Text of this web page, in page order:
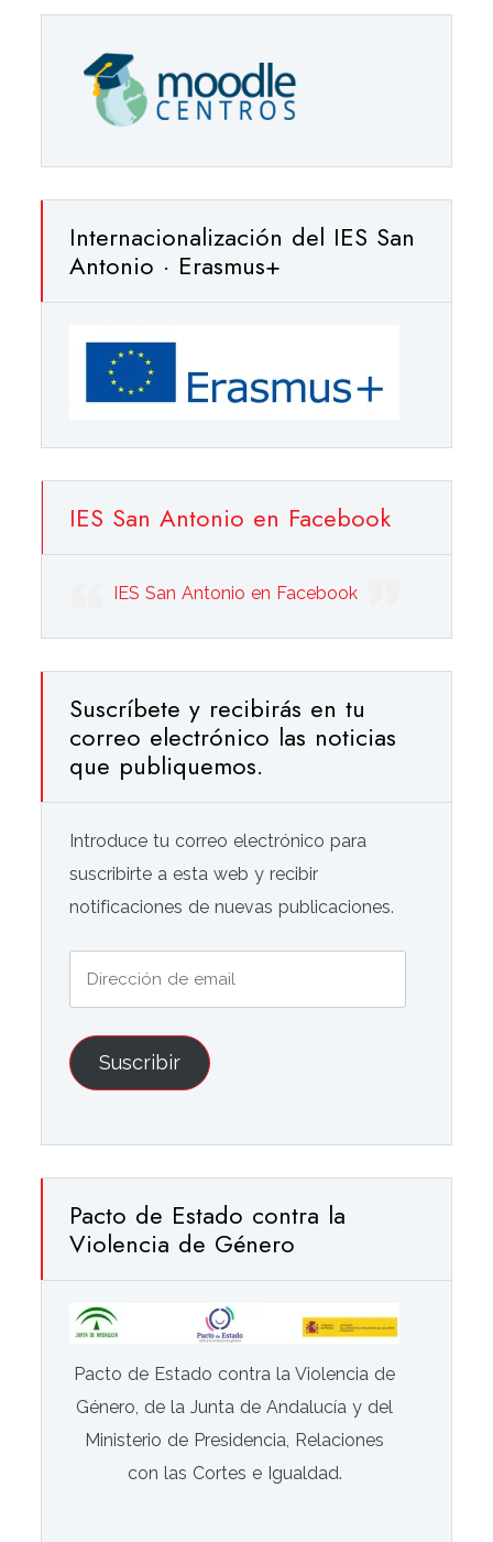
Internacionalización del IES San
Antonio · Erasmus+
IES San Antonio en Facebook
IES San Antonio en Facebook
Suscríbete y recibirás en tu
correo electrónico las noticias
que publiquemos.
Introduce tu correo electrónico para
suscribirte a esta web y recibir
notificaciones de nuevas publicaciones.
email
Suscribir
Pacto de Estado contra la
Violencia de Género
Pacto de Estado contra la Violencia de
Género, de la Junta de Andalucía y del
Ministerio de Presidencia, Relaciones
con las Cortes e Igualdad.